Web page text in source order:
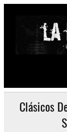
Saltar
Psychedelic,
Clásicos